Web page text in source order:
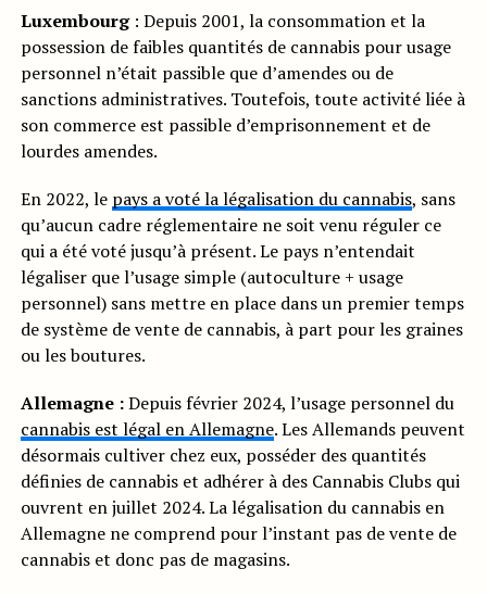
Luxembourg : Depuis 2001, la consommation et la
possession de faibles quantités de cannabis pour usage
personnel n’était passible que d’amendes ou de
sanctions administratives. Toutefois, toute activité liée à
son commerce est passible d’emprisonnement et de
lourdes amendes.
En 2022, le pays a voté la légalisation du cannabis, sans
qu’aucun cadre réglementaire ne soit venu réguler ce
qui a été voté jusqu’à présent. Le pays n’entendait
légaliser que l’usage simple (autoculture + usage
personnel) sans mettre en place dans un premier temps
de système de vente de cannabis, à part pour les graines
ou les boutures.
Allemagne :Depuis février 2024, l’usage personnel du
cannabis est légal en Allemagne. Les Allemands peuvent
désormais cultiver chez eux, posséder des quantités
définies de cannabis et adhérer à des Cannabis Clubs qui
ouvrent en juillet 2024. La légalisation du cannabis en
Allemagne ne comprend pour l’instant pas de vente de
cannabis et donc pas de magasins.